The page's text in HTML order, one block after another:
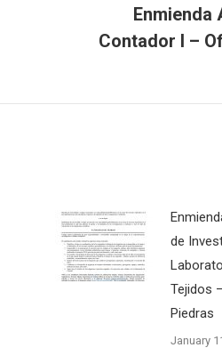
Enmienda
Contador I –
de
Tejidos
Piedras
January